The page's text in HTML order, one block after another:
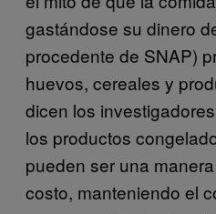
gastándose su dinero
procedente de SNAP)
huevos, cereales y
dicen los
los productos
pueden ser una
costo, manteniendo el